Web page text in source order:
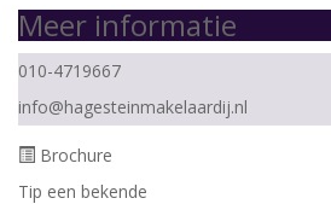
Meer informatie
010-4719667
info@hagesteinmakelaardij.nl
Brochure
Tip een bekende